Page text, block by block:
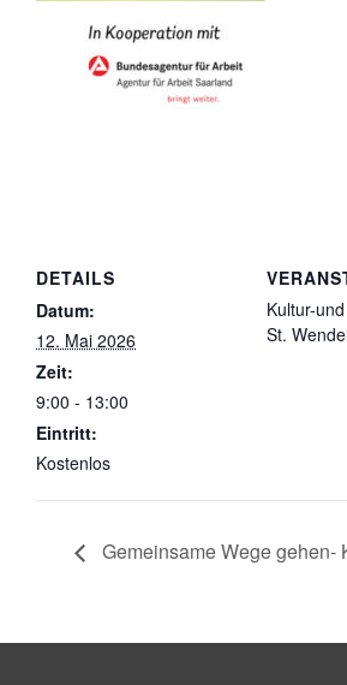
DETAILS
Datum:
12. Mai 2026
Zeit:
9:00 - 13:00
Eintritt:
Kostenlos
Kultur-
St.
Gemeinsame Wege gehen-